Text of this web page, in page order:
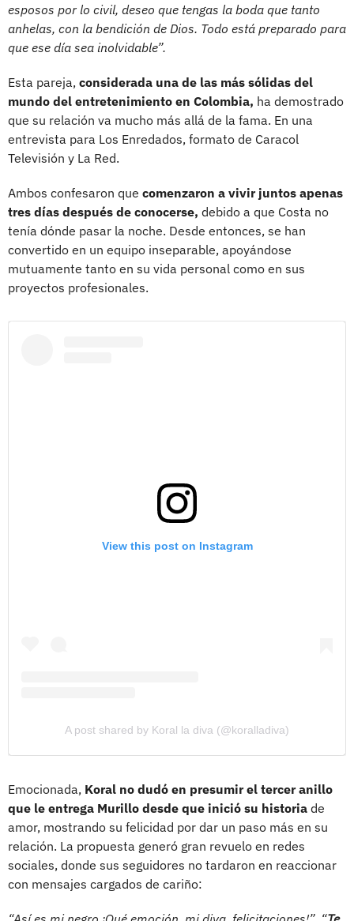
esposos por lo civil, deseo que tengas la boda que tanto
anhelas, con la bendición de Dios. Todo está preparado para
que ese día sea inolvidable”.
Esta pareja, considerada una de las más sólidas del
mundo del entretenimiento en Colombia, ha demostrado
que su relación va mucho más allá de la fama. En una
entrevista para Los Enredados, formato de Caracol
Televisión y La Red.
Ambos confesaron que comenzaron a vivir juntos apenas
tres días después de conocerse, debido a que Costa no
tenía dónde pasar la noche. Desde entonces, se han
convertido en un equipo inseparable, apoyándose
mutuamente tanto en su vida personal como en sus
proyectos profesionales.
View this post on Instagram
A post shared by Koral la diva (@koralladiva)
Emocionada, Koral no dudó en presumir el tercer anillo
que le entrega Murillo desde que inició su historia de
amor, mostrando su felicidad por dar un paso más en su
relación. La propuesta generó gran revuelo en redes
sociales, donde sus seguidores no tardaron en reaccionar
con mensajes cargados de cariño: